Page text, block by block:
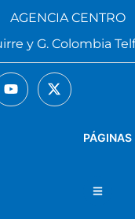
PÁGINAS
AGENCIA CENTRO
y G. Colombia